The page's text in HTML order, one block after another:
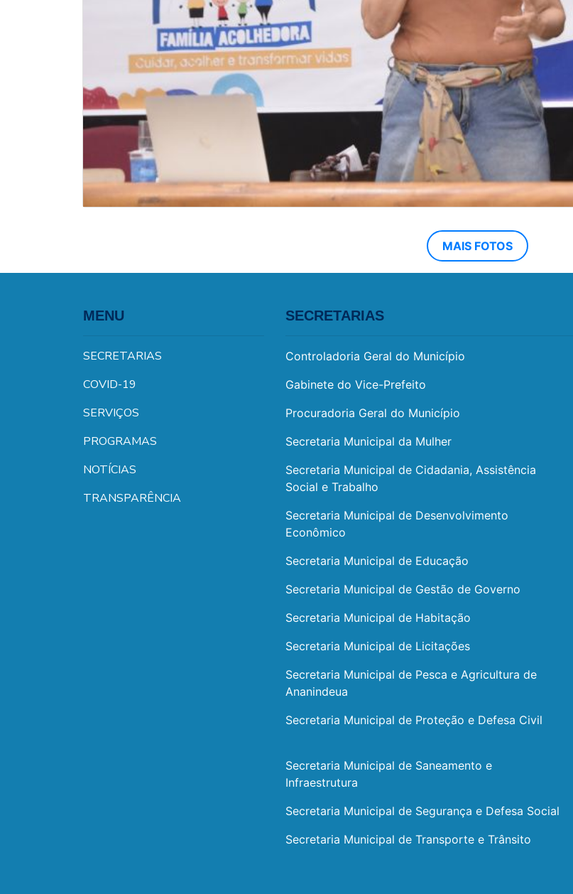
MAIS FOTOS
MENU
SECRETARIAS
COVID-19
SERVIÇOS
PROGRAMAS
NOTÍCIAS
TRANSPARÊNCIA
SECRETARIAS
Controladoria Geral do Município
Gabinete do Vice-Prefeito
Procuradoria Geral do Município
Secretaria Municipal da Mulher
Secretaria Municipal de Cidadania, Assistência
Social e Trabalho
Secretaria Municipal de Desenvolvimento
Econômico
Secretaria Municipal de Educação
Secretaria Municipal de Gestão de Governo
Secretaria Municipal de Habitação
Secretaria Municipal de Licitações
Secretaria Municipal de Pesca e Agricultura de
Ananindeua
Secretaria Municipal de Proteção e Defesa Civil
Secretaria Municipal de Saneamento e
Infraestrutura
Secretaria Municipal de Segurança e Defesa Social
Secretaria Municipal de Transporte e Trânsito